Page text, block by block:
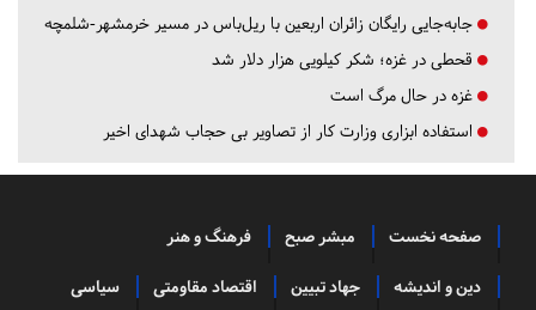
جابه‌جایی رایگان زائران اربعین با ریل‌باس در مسیر خرمشهر-شلمچه
قحطی در غزه؛ شکر کیلویی هزار دلار شد
غزه در حال مرگ است
استفاده ابزاری وزارت کار از تصاویر بی حجاب شهدای اخیر
صفحه نخست مبشر صبح فرهنگ و هنر
دین و اندیشه جهاد تبیین اقتصاد مقاومتی سیاسی